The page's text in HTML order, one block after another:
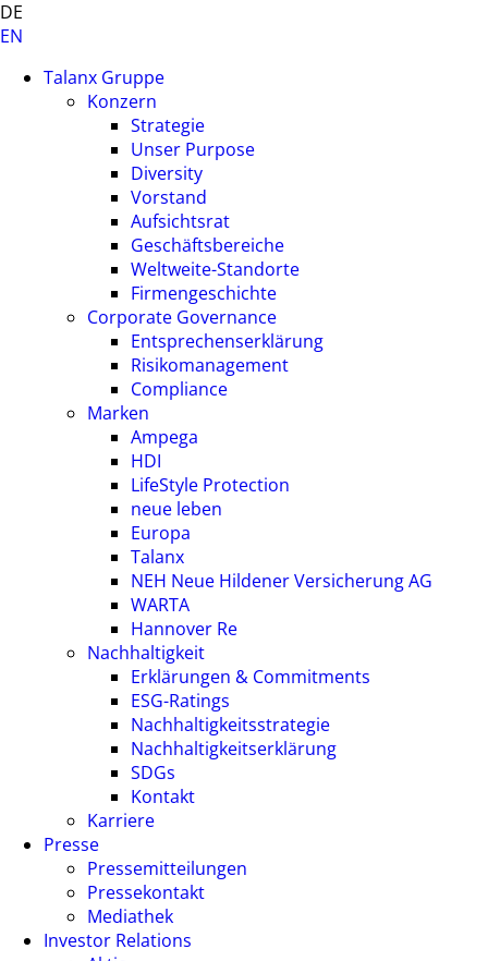
DE
EN
Talanx Gruppe
Konzern
Strategie
Unser Purpose
Diversity
Vorstand
Aufsichtsrat
Geschäftsbereiche
Weltweite-Standorte
Firmengeschichte
Corporate Governance
Entsprechenserklärung
Risikomanagement
Compliance
Marken
Ampega
HDI
LifeStyle Protection
neue leben
Europa
Talanx
NEH Neue Hildener Versicherung AG
WARTA
Hannover Re
Nachhaltigkeit
Erklärungen & Commitments
ESG-Ratings
Nachhaltigkeitsstrategie
Nachhaltigkeitserklärung
SDGs
Kontakt
Karriere
Presse
Pressemitteilungen
Pressekontakt
Mediathek
Investor Relations